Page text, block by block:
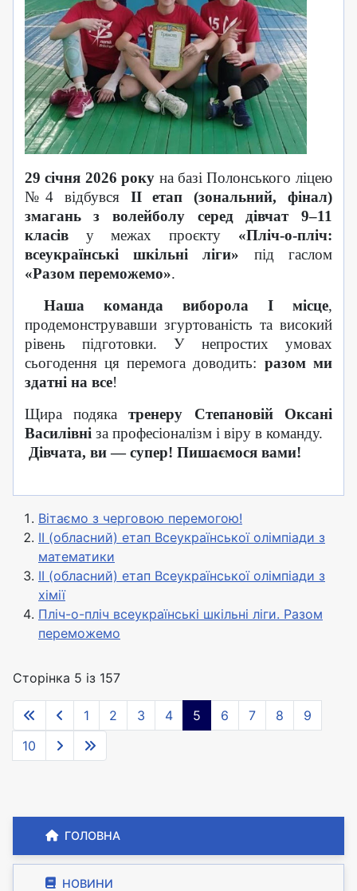
ГОЛОВНА
НОВИНИ
29 січня 2026 року на базі Полонського ліцею
№4 відбувся ІІ етап (зональний, фінал)
змагань з волейболу серед дівчат 9–11
класіву межах проєкту «Пліч-о-пліч:
всеукраїнські шкільні ліги» під гаслом
«Разом переможемо».
Наша команда виборола І місце,
продемонструвавши згуртованість та високий
рівень підготовки. У непростих умовах
сьогодення ця перемога доводить: разом ми
здатні на все!
Щира подякатренеру Степановій Оксані
Василівні за професіоналізм і віру в команду.
Дівчата, ви — супер! Пишаємося вами!
Вітаємо з черговою перемогою!
ІІ (обласний) етап Всеукраїнської олімпіади з
математики
ІІ (обласний) етап Всеукраїнської олімпіади з
хімії
Пліч-о-пліч всеукраїнські шкільні ліги. Разом
переможемо
Сторінка 5 із 157
1 2 3 4 5 6 7 8
9
10